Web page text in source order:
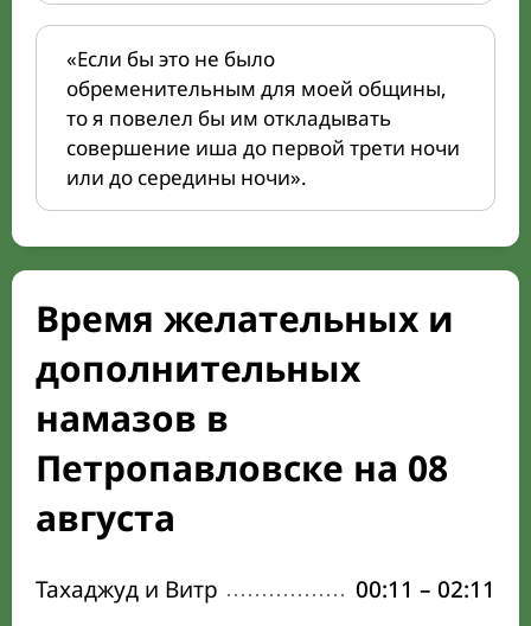
«Если бы это не было
обременительным для моей общины,
то я повелел бы им откладывать
совершение иша до первой трети ночи
или до середины ночи».
Время желательных и
дополнительных
намазов в
Петропавловске на 08
августа
Тахаджуд и Витр 00:11 – 02:11